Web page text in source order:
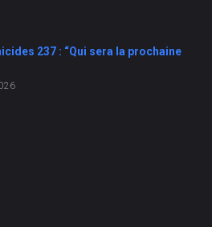
237 : “Qui sera la prochaine